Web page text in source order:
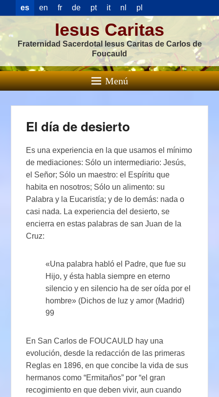
es en fr de pt it nl pl
Iesus Caritas
Fraternidad Sacerdotal Iesus Caritas de Carlos de
Foucauld
Menú
El día de desierto
Es una experiencia en la que usamos el mínimo
de mediaciones: Sólo un intermediario: Jesús,
el Señor; Sólo un maestro: el Espíritu que
habita en nosotros; Sólo un alimento: su
Palabra y la Eucaristía; y de lo demás: nada o
casi nada. La experiencia del desierto, se
encierra en estas palabras de san Juan de la
Cruz:
«Una palabra habló el Padre, que fue su
Hijo, y ésta habla siempre en eterno
silencio y en silencio ha de ser oída por el
hombre» (Dichos de luz y amor (Madrid)
99
En San Carlos de FOUCAULD hay una
evolución, desde la redacción de las primeras
Reglas en 1896, en que concibe la vida de sus
hermanos como “Ermitaños” por “el gran
recogimiento en que deben vivir, aun cuando